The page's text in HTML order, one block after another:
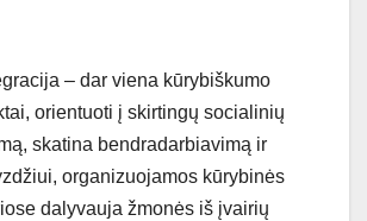
– dar viena kūrybiškumo
orientuoti į skirtingų socialinių
skatina bendradarbiavimą ir
organizuojamos kūrybinės
dalyvauja žmonės iš įvairių